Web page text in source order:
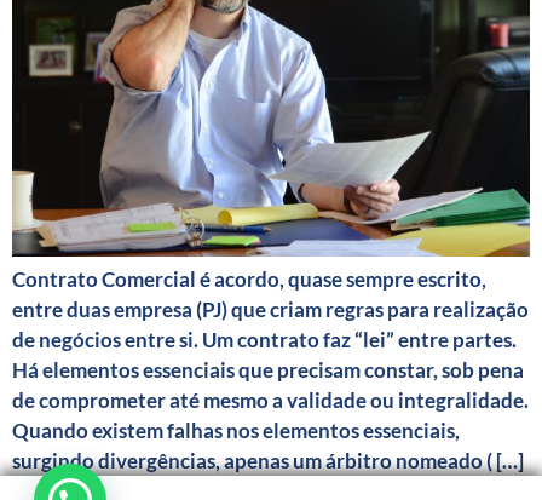
Contrato Comercial é acordo, quase sempre escrito,
entre duas empresa (PJ) que criam regras para realização
de negócios entre si. Um contrato faz “lei” entre partes.
Há elementos essenciais que precisam constar, sob pena
de comprometer até mesmo a validade ou integralidade.
Quando existem falhas nos elementos essenciais,
surgindo divergências, apenas um árbitro nomeado ( […]